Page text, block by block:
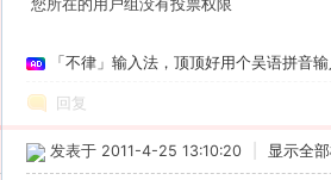
您所在的用户组没有投票权限
「不律」输入法，顶顶好用个吴语拼音
回复
发表于 2011-4-25 13:10:20 显示全